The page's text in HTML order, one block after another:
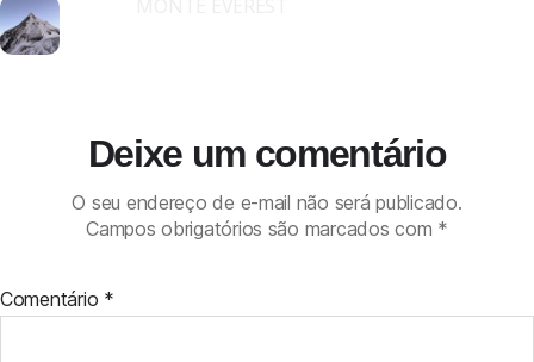
Deixe um comentário
O seu endereço de e-mail não será publicado.
Campos obrigatórios são marcados com *
Comentário *